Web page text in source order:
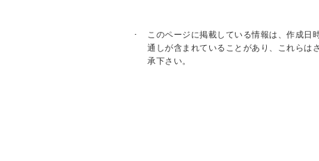
このページに掲載している情報は、作成日
通しが含まれていることがあり、これらは
承下さい。